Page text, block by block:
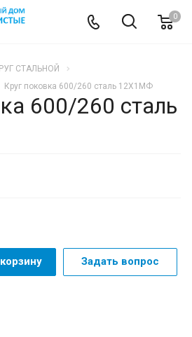
0
СТАЛЬНОЙ
Круг поковка 600/260 сталь 12Х1МФ
600/260 сталь
Задать вопрос